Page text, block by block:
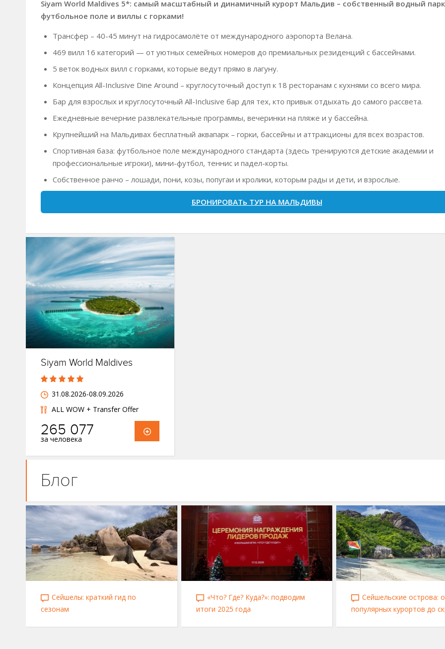
Siyam World Maldives 5*: самый масштабный и динамичный курорт Мальдив – собственный водный
футбольное поле и виллы с горками!
Трансфер – 40-45 минут на гидросамолёте от международного аэропорта Велана.
469 вилл 16 категорий — от уютных семейных номеров до премиальных резиденций с бассейнами.
5 веток водных вилл с горками, которые ведут прямо в лагуну.
Концепция All-Inclusive Dine Around – круглосуточный доступ к 18 ресторанам с кухнями со всего мира.
Бар для взрослых и круглосуточный All-Inclusive бар для тех, кто привык отдыхать до самого рассвета.
Ежедневные вечерние развлекательные программы, вечеринки на пляже и у бассейна.
Крупнейший на Мальдивах бесплатный аквапарк – горки, бассейны и аттракционы для всех возрастов.
Спортивная база: футбольное поле международного стандарта (здесь тренируются детские академии и
профессиональные игроки), мини-футбол, теннис и падел-корты.
Собственное ранчо – лошади, пони, козы, попугаи и кролики, которым рады и дети, и взрослые.
БРОНИРОВАТь ТУР НА МАЛЬДИВЫ
Siyam World Maldives
31.08.2026-08.09.2026
ALL WOW + Transfer Offer
265 077
за человека
Блог
Сейшелы: краткий гид по
сезонам
«Что? Где? Куда?»: подводим
итоги 2025 года
Сейшельские острова:
популярных курортов до